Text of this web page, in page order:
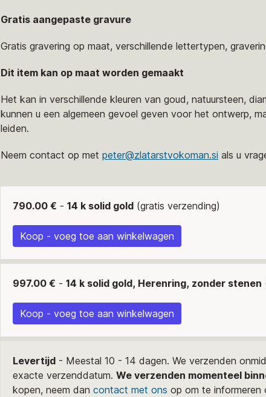
Gratis aangepaste gravure
Gratis gravering op maat, verschillende lettertypen,
Dit item kan op maat worden gemaakt
Het kan in verschillende kleuren van goud, natuursteen,
kunnen u een algemeen gevoel geven voor het ontwerp,
leiden.
Neem contact op met peter@zlatarstvokoman.si als u
790.00 € - 14 k solid gold (gratis verzending)
Koop - voeg toe aan winkelwagen
997.00 € - 14 k solid gold, Herenring, zonder stenen
Koop - voeg toe aan winkelwagen
Levertijd - Meestal 10 - 14 dagen. We verzenden
exacte verzenddatum. We verzenden momenteel
kopen, neem dan contact met ons op om te informeren